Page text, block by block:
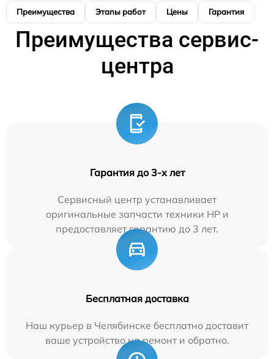
Преимущества Этапы работ Цены Гарантия
Преимущества сервис-
центра
Гарантия до 3-х лет
Сервисный центр устанавливает
оригинальные запчасти техники HP и
предоставляет гарантию до 3 лет.
Бесплатная доставка
Наш курьер в Челябинске бесплатно доставит
ваше устройство на ремонт и обратно.